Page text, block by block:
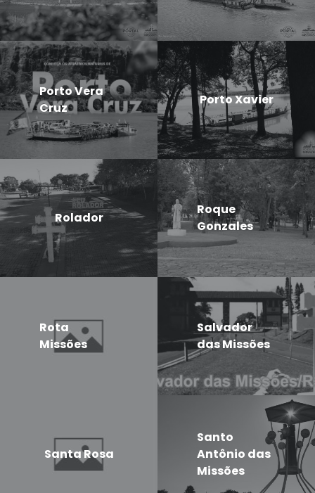
Porto Vera
Cruz
Porto Xavier
Rolador
Roque
Gonzales
Rota
Missões
Salvador
das Missões
Santa Rosa
Santo
Antônio das
Missões